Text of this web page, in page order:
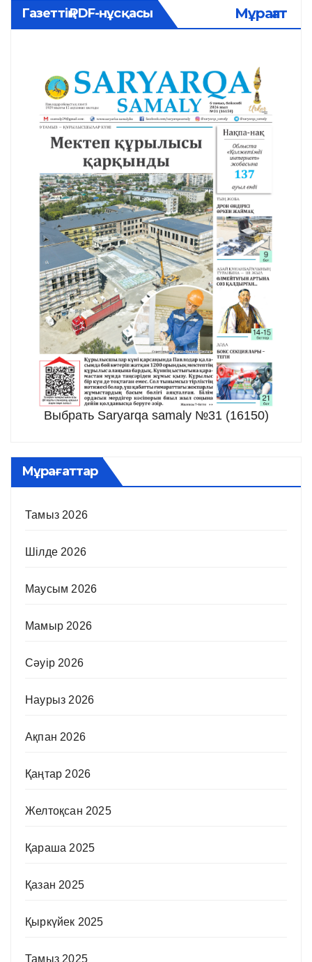
Газеттің PDF-нұсқасы Мұрағат
Выбрать Saryarqa samaly №31 (16150)
Мұрағаттар
Тамыз 2026
Шілде 2026
Маусым 2026
Мамыр 2026
Сәуір 2026
Наурыз 2026
Ақпан 2026
Қаңтар 2026
Желтоқсан 2025
Қараша 2025
Қазан 2025
Қыркүйек 2025
Тамыз 2025